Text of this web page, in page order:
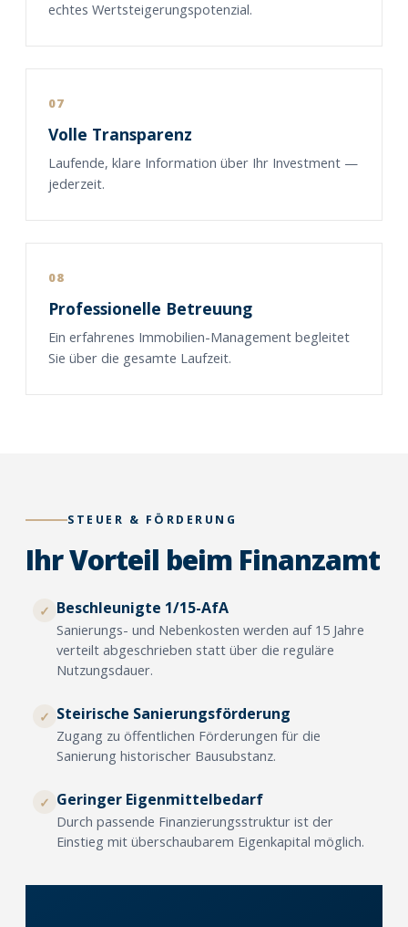
echtes Wertsteigerungspotenzial.
07
Volle Transparenz
Laufende, klare Information über Ihr Investment —
jederzeit.
08
Professionelle Betreuung
Ein erfahrenes Immobilien-Management begleitet
Sie über die gesamte Laufzeit.
STEUER & FÖRDERUNG
Ihr Vorteil beim Finanzamt
✓ Beschleunigte 1/15-AfA
Sanierungs- und Nebenkosten werden auf 15 Jahre
verteilt abgeschrieben statt über die reguläre
Nutzungsdauer.
✓ Steirische Sanierungsförderung
Zugang zu öffentlichen Förderungen für die
Sanierung historischer Bausubstanz.
✓ Geringer Eigenmittelbedarf
Durch passende Finanzierungsstruktur ist der
Einstieg mit überschaubarem Eigenkapital möglich.